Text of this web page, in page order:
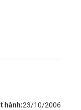
hành:23/10/2006